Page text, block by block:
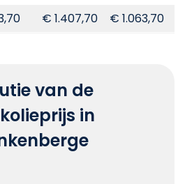
€ 1.407,70 € 1.063,70
van de
in